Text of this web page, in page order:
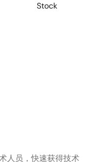
Stock
人员，快速获得技术